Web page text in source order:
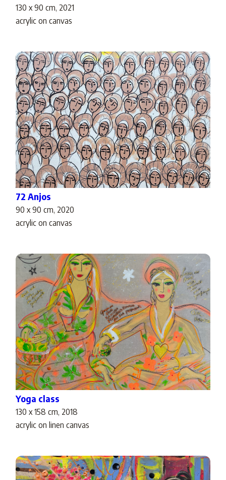
130 x 90 cm, 2021
acrylic on canvas
72 Anjos
90 x 90 cm, 2020
acrylic on canvas
Yoga class
130 x 158 cm, 2018
acrylic on linen canvas